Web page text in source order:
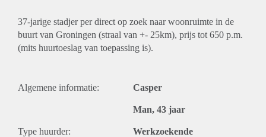
37-jarige stadjer per direct op zoek naar woonruimte in de
buurt van Groningen (straal van +- 25km), prijs tot 650 p.m.
(mits huurtoeslag van toepassing is).
Algemene informatie: Casper
Man, 43 jaar
Type huurder: Werkzoekende